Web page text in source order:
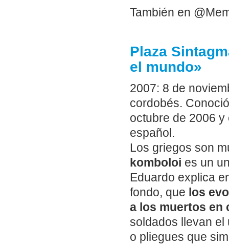
También en
Plaza
el mundo»
2007: 8 de
cordobés.
octubre de 2006
español.
Los griegos son
komboloi es un
Eduardo explica
fondo, que los
a los muertos en
soldados llevan el
o pliegues que